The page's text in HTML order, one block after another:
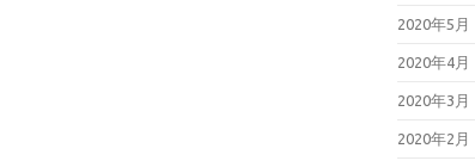
2020年5月
2020年4月
2020年3月
2020年2月